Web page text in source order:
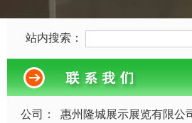
站内搜索：
公司：
惠州隆城展示展览有限公